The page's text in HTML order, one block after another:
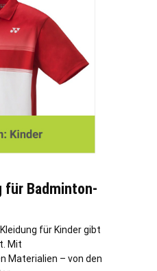
für Badminton-
für Kinder gibt
Mit
Materialien – von den